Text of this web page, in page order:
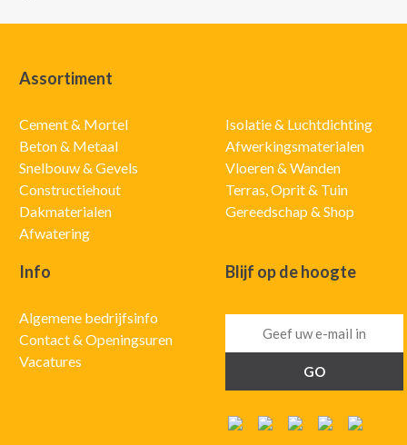
Assortiment
Cement & Mortel
Beton & Metaal
Snelbouw & Gevels
Constructiehout
Dakmaterialen
Afwatering
Isolatie & Luchtdichting
Afwerkingsmaterialen
Vloeren & Wanden
Terras, Oprit & Tuin
Gereedschap & Shop
Info
Algemene bedrijfsinfo
Contact & Openingsuren
Vacatures
Blijf op de hoogte